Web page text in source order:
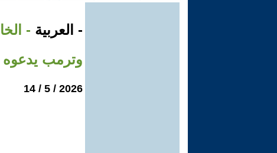
- العربية -
وترمب يدعوه
2026 / 5 / 14